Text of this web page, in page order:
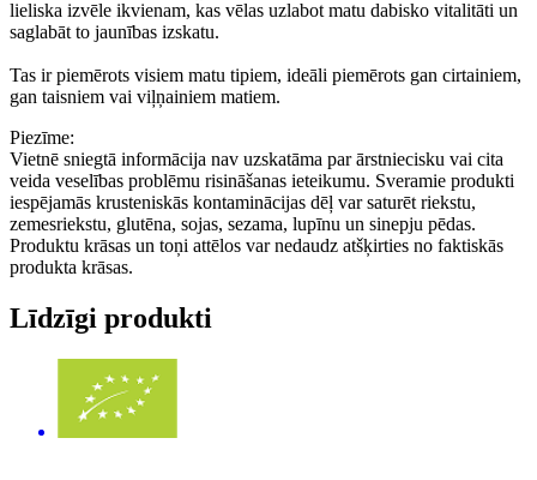
lieliska izvēle ikvienam, kas vēlas uzlabot matu dabisko vitalitāti un
saglabāt to jaunības izskatu.
Tas ir piemērots visiem matu tipiem, ideāli piemērots gan cirtainiem,
gan taisniem vai viļņainiem matiem.
Piezīme:
Vietnē sniegtā informācija nav uzskatāma par ārstniecisku vai cita
veida veselības problēmu risināšanas ieteikumu. Sveramie produkti
iespējamās krusteniskās kontaminācijas dēļ var saturēt riekstu,
zemesriekstu, glutēna, sojas, sezama, lupīnu un sinepju pēdas.
Produktu krāsas un toņi attēlos var nedaudz atšķirties no faktiskās
produkta krāsas.
Līdzīgi produkti